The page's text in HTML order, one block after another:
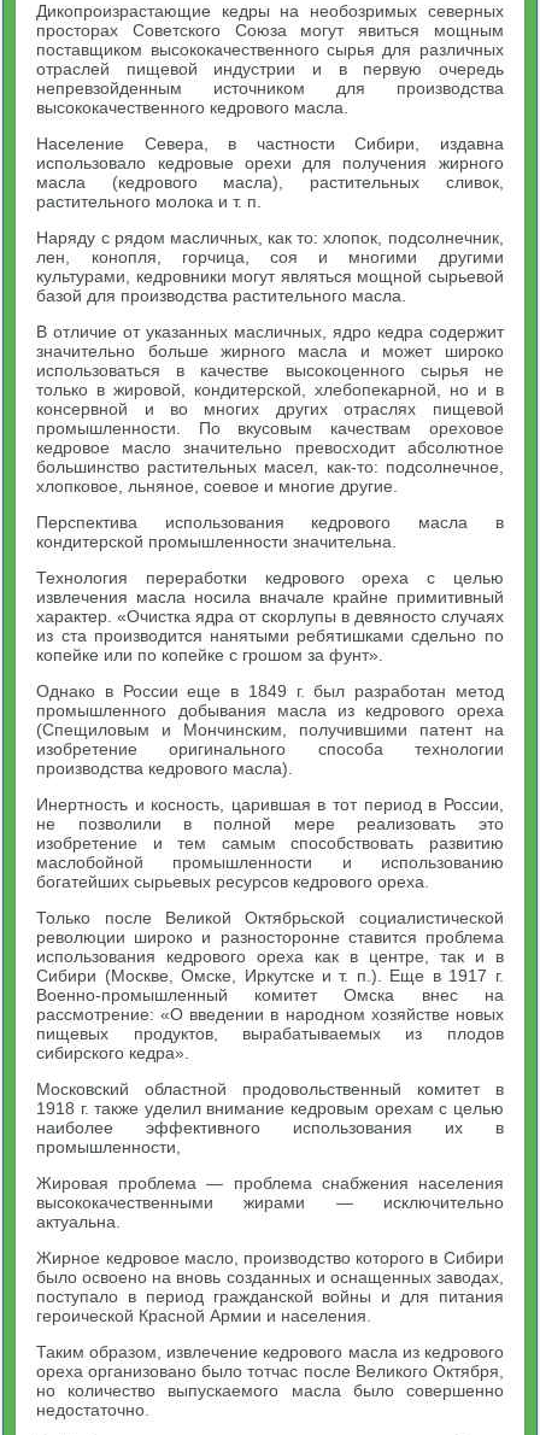
Дикопроизрастающие кедры на необозримых северных
просторах Советского Союза могут явиться мощным
поставщиком высококачественного сырья для различных
отраслей пищевой индустрии и в первую очередь
непревзойденным источником для производства
высококачественного кедрового масла.
Население Севера, в частности Сибири, издавна
использовало кедровые орехи для получения жирного
масла (кедрового масла), растительных сливок,
растительного молока и т. п.
Наряду с рядом масличных, как то: хлопок, подсолнечник,
лен, конопля, горчица, соя и многими другими
культурами, кедровники могут являться мощной сырьевой
базой для производства растительного масла.
В отличие от указанных масличных, ядро кедра содержит
значительно больше жирного масла и может широко
использоваться в качестве высокоценного сырья не
только в жировой, кондитерской, хлебопекарной, но и в
консервной и во многих других отраслях пищевой
промышленности. По вкусовым качествам ореховое
кедровое масло значительно превосходит абсолютное
большинство растительных масел, как-то: подсолнечное,
хлопковое, льняное, соевое и многие другие.
Перспектива использования кедрового масла в
кондитерской промышленности значительна.
Технология переработки кедрового ореха с целью
извлечения масла носила вначале крайне примитивный
характер. «Очистка ядра от скорлупы в девяносто случаях
из ста производится нанятыми ребятишками сдельно по
копейке или по копейке с грошом за фунт».
Однако в России еще в 1849 г. был разработан метод
промышленного добывания масла из кедрового ореха
(Спещиловым и Мончинским, получившими патент на
изобретение оригинального способа технологии
производства кедрового масла).
Инертность и косность, царившая в тот период в России,
не позволили в полной мере реализовать это
изобретение и тем самым способствовать развитию
маслобойной промышленности и использованию
богатейших сырьевых ресурсов кедрового ореха.
Только после Великой Октябрьской социалистической
революции широко и разносторонне ставится проблема
использования кедрового ореха как в центре, так и в
Сибири (Москве, Омске, Иркутске и т. п.). Еще в 1917 г.
Военно-промышленный комитет Омска внес на
рассмотрение: «О введении в народном хозяйстве новых
пищевых продуктов, вырабатываемых из плодов
сибирского кедра».
Московский областной продовольственный комитет в
1918 г. также уделил внимание кедровым орехам с целью
наиболее эффективного использования их в
промышленности,
Жировая проблема — проблема снабжения населения
высококачественными жирами — исключительно
актуальна.
Жирное кедровое масло, производство которого в Сибири
было освоено на вновь созданных и оснащенных заводах,
поступало в период гражданской войны и для питания
героической Красной Армии и населения.
Таким образом, извлечение кедрового масла из кедрового
ореха организовано было тотчас после Великого Октября,
но количество выпускаемого масла было совершенно
недостаточно.